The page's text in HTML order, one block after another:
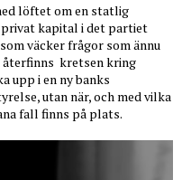
löftet om en statlig
privat kapital i det partiet
väcker frågor som ännu
återfinns kretsen kring
upp i en ny banks
utan när, och med vilka
fall finns på plats.